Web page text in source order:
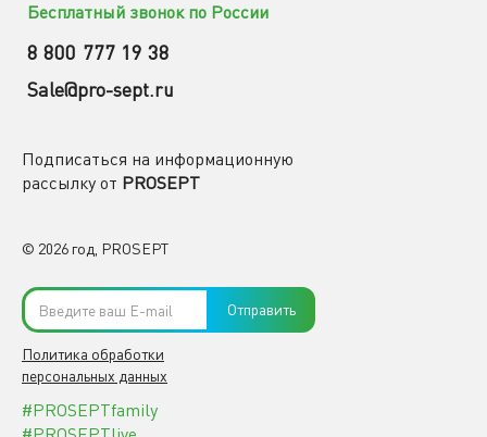
Бесплатный звонок по России
8 800 777 19 38
Sale@pro-sept.ru
Подписаться на информационную
рассылку от PROSEPT
© 2026 год, PROSEPT
Отправить
Политика обработки
персональных данных
#PROSEPTfamily